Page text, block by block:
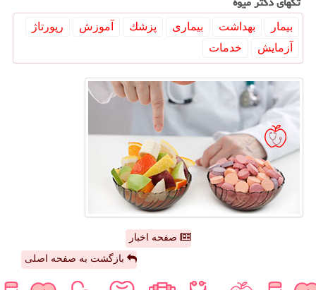
بیمار بهداشت بیماری پزشك آموزش
رپورتاژ
آزمایش
خدمات
صفحه اخبار
بازگشت به صفحه اصلی